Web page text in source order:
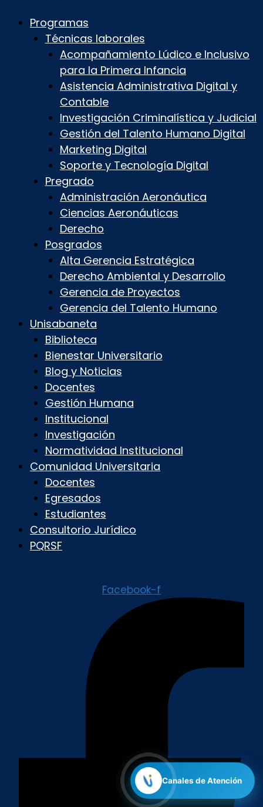
Canales de Atención
Programas
Técnicas laborales
Acompañamiento Lúdico e Inclusivo
para la Primera Infancia
Asistencia Administrativa Digital y
Contable
Investigación Criminalística y Judicial
Gestión del Talento Humano Digital
Marketing Digital
Soporte y Tecnología Digital
Pregrado
Administración Aeronáutica
Ciencias Aeronáuticas
Derecho
Posgrados
Alta Gerencia Estratégica
Derecho Ambiental y Desarrollo
Gerencia de Proyectos
Gerencia del Talento Humano
Unisabaneta
Biblioteca
Bienestar Universitario
Blog y Noticias
Docentes
Gestión Humana
Institucional
Investigación
Normatividad Institucional
Comunidad Universitaria
Docentes
Egresados
Estudiantes
Consultorio Jurídico
PQRSF
Facebook-f